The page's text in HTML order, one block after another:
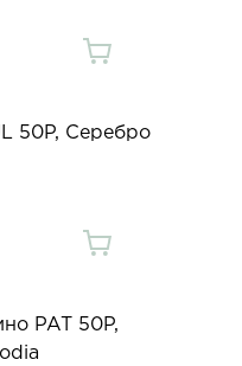
50P, Серебро
PAT 50P,